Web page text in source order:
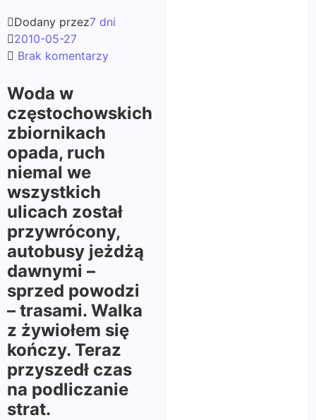
Dodany przez7 dni
2010-05-27
Brak komentarzy
Woda w
częstochowskich
zbiornikach
opada, ruch
niemal we
wszystkich
ulicach został
przywrócony,
autobusy jeżdżą
dawnymi –
sprzed powodzi
– trasami. Walka
z żywiołem się
kończy. Teraz
przyszedł czas
na podliczanie
strat.